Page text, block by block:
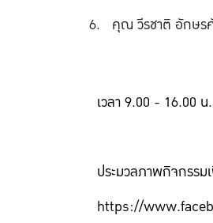
คุณ วีรชาติ อักษร
เวลา 9.00 - 16.00
ประมวลภาพกิจกรรม
https://